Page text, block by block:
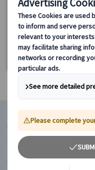
月～土（5/25、8/20、
く）約3時間
マイバスヨーロッパ
フランス
イギリス